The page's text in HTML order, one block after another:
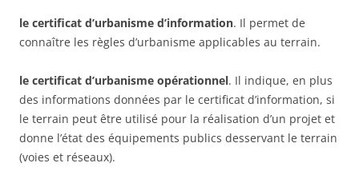
le certificat d’urbanisme d’information. Il permet de
connaître les règles d’urbanisme applicables au terrain.
le certificat d’urbanisme opérationnel. Il indique, en plus
des informations données par le certificat d’information, si
le terrain peut être utilisé pour la réalisation d’un projet et
donne l’état des équipements publics desservant le terrain
(voies et réseaux).